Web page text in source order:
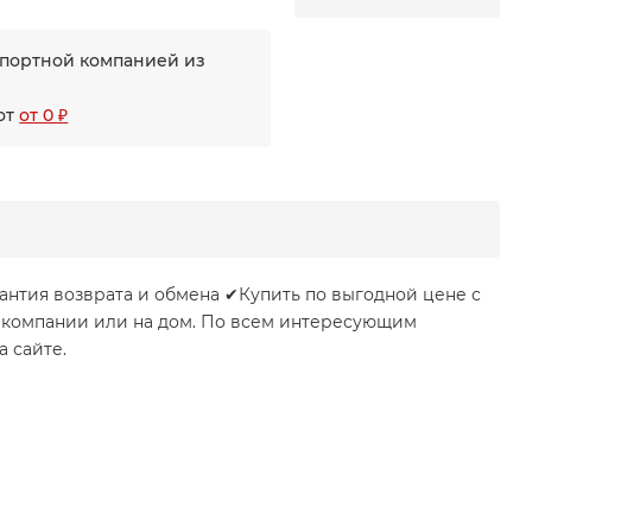
компанией из
от 0 ₽
возврата и обмена ✔Купить по выгодной цене с
или на дом. По всем интересующим
сайте.